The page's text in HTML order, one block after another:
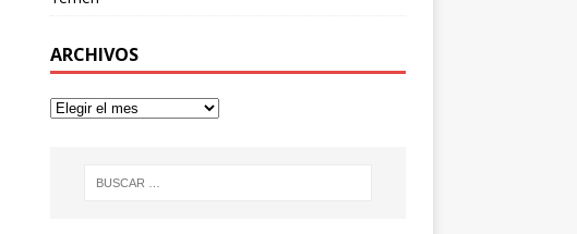
ARCHIVOS